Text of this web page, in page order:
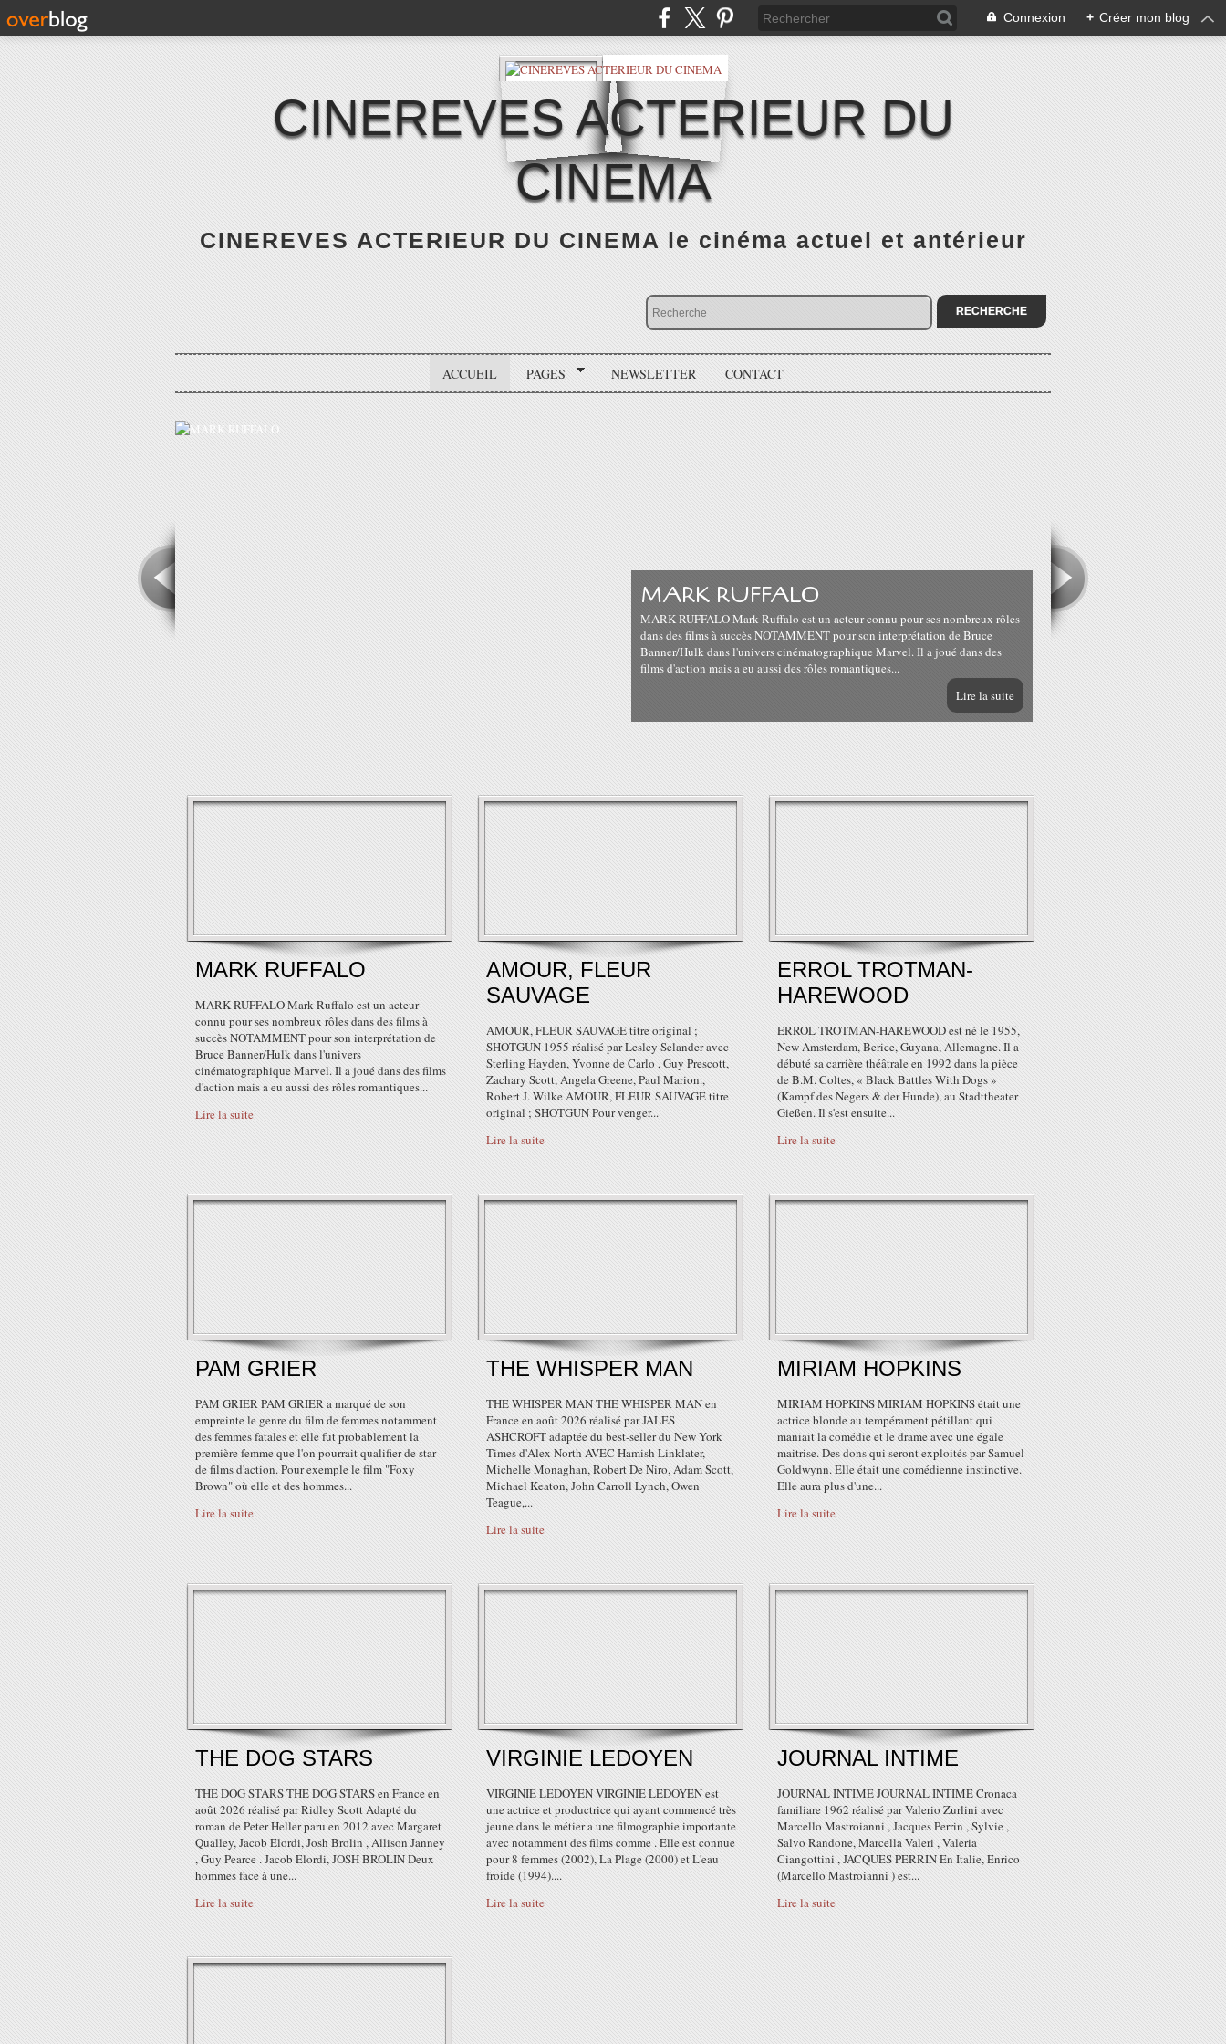
Connexion + Créer mon blog
CINEREVES ACTERIEUR DU
CINEMA
CINEREVES ACTERIEUR DU CINEMA le cinéma actuel et antérieur
ACCUEIL PAGES NEWSLETTER CONTACT
MARK RUFFALO
MARK RUFFALO Mark Ruffalo est un acteur connu pour ses nombreux rôles
dans des films à succès NOTAMMENT pour son interprétation de Bruce
Banner/Hulk dans l'univers cinématographique Marvel. Il a joué dans des
films d'action mais a eu aussi des rôles romantiques...
Lire la suite
MARK RUFFALO
MARK RUFFALO Mark Ruffalo est un acteur
connu pour ses nombreux rôles dans des films à
succès NOTAMMENT pour son interprétation de
Bruce Banner/Hulk dans l'univers
cinématographique Marvel. Il a joué dans des films
d'action mais a eu aussi des rôles romantiques...
Lire la suite
AMOUR, FLEUR
SAUVAGE
AMOUR, FLEUR SAUVAGE titre original ;
SHOTGUN 1955 réalisé par Lesley Selander avec
Sterling Hayden, Yvonne de Carlo , Guy Prescott,
Zachary Scott, Angela Greene, Paul Marion.,
Robert J. Wilke AMOUR, FLEUR SAUVAGE titre
original ; SHOTGUN Pour venger...
Lire la suite
ERROL TROTMAN-
HAREWOOD
ERROL TROTMAN-HAREWOOD est né le 1955,
New Amsterdam, Berice, Guyana, Allemagne. Il a
débuté sa carrière théâtrale en 1992 dans la pièce
de B.M. Coltes, « Black Battles With Dogs »
(Kampf des Negers & der Hunde), au Stadttheater
Gießen. Il s'est ensuite...
Lire la suite
PAM GRIER
PAM GRIER PAM GRIER a marqué de son
empreinte le genre du film de femmes notamment
des femmes fatales et elle fut probablement la
première femme que l'on pourrait qualifier de star
de films d'action. Pour exemple le film "Foxy
Brown" où elle et des hommes...
Lire la suite
THE WHISPER MAN
THE WHISPER MAN THE WHISPER MAN en
France en août 2026 réalisé par JALES
ASHCROFT adaptée du best-seller du New York
Times d'Alex North AVEC Hamish Linklater,
Michelle Monaghan, Robert De Niro, Adam Scott,
Michael Keaton, John Carroll Lynch, Owen
Teague,...
Lire la suite
MIRIAM HOPKINS
MIRIAM HOPKINS MIRIAM HOPKINS était une
actrice blonde au tempérament pétillant qui
maniait la comédie et le drame avec une égale
maitrise. Des dons qui seront exploités par Samuel
Goldwynn. Elle était une comédienne instinctive.
Elle aura plus d'une...
Lire la suite
THE DOG STARS
THE DOG STARS THE DOG STARS en France en
août 2026 réalisé par Ridley Scott Adapté du
roman de Peter Heller paru en 2012 avec Margaret
Qualley, Jacob Elordi, Josh Brolin , Allison Janney
, Guy Pearce . Jacob Elordi, JOSH BROLIN Deux
hommes face à une...
Lire la suite
VIRGINIE LEDOYEN
VIRGINIE LEDOYEN VIRGINIE LEDOYEN est
une actrice et productrice qui ayant commencé très
jeune dans le métier a une filmographie importante
avec notamment des films comme . Elle est connue
pour 8 femmes (2002), La Plage (2000) et L'eau
froide (1994)....
Lire la suite
JOURNAL INTIME
JOURNAL INTIME JOURNAL INTIME Cronaca
familiare 1962 réalisé par Valerio Zurlini avec
Marcello Mastroianni , Jacques Perrin , Sylvie ,
Salvo Randone, Marcella Valeri , Valeria
Ciangottini , JACQUES PERRIN En Italie, Enrico
(Marcello Mastroianni ) est...
Lire la suite